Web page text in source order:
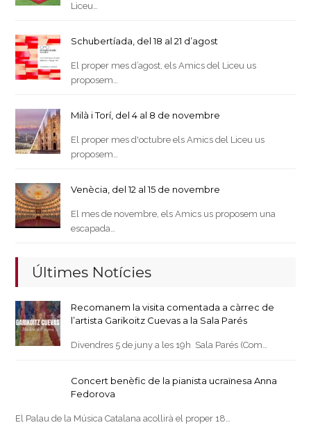
Liceu…
Schubertíada, del 18 al 21 d’agost
El proper mes d’agost, els Amics del Liceu us
proposem…
Milà i Torí, del 4 al 8 de novembre
El proper mes d'octubre els Amics del Liceu us
proposem…
Venècia, del 12 al 15 de novembre
El mes de novembre, els Amics us proposem una
escapada…
Últimes Notícies
Recomanem la visita comentada a càrrec de
l’artista Garikoitz Cuevas a la Sala Parés
Divendres 5 de juny a les 19h Sala Parés (Com…
Concert benèfic de la pianista ucraïnesa Anna
Fedorova
El Palau de la Música Catalana acollirà el proper 18…